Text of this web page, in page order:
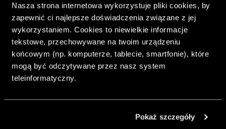
Nasza strona internetowa wykorzystuje pliki cookies, by
zapewnić ci najlepsze doświadczenia związane z jej
wykorzystaniem. Cookies to niewielkie informacje
tekstowe, przechowywane na twoim urządzeniu
końcowym (np. komputerze, tablecie, smartfonie), które
mogą być odczytywane przez nasz system
teleinformatyczny.
Pokaż szczegóły
& Living 40.
„Dom bardziej
Twój. Odważ się
urządzić go